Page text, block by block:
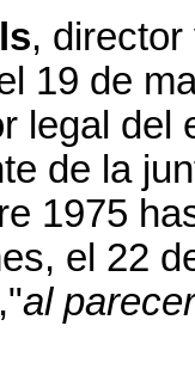
,
19 de
legal del
de la
1975
el 22
al